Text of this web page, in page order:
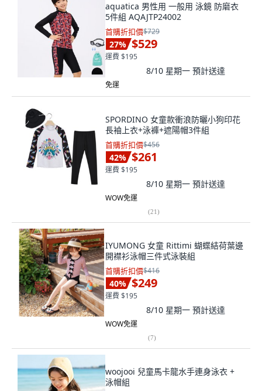
aquatica 男性用 一般用 泳鏡 防磨衣
5件組 AQAJTP24002
首購折扣價$729
27% $529
運費 $195
8/10 星期一 預計送達
免運
SPORDINO 女童款衝浪防曬小狗印花
長袖上衣+泳褲+遮陽帽3件組
首購折扣價$456
42% $261
運費 $195
8/10 星期一 預計送達
WOW免運
(21)
IYUMONG 女童 Rittimi 蝴蝶結荷葉邊
開襟衫泳帽三件式泳裝組
首購折扣價$416
40% $249
運費 $195
8/10 星期一 預計送達
WOW免運
(7)
woojooi 兒童馬卡龍水手連身泳衣 +
泳帽組